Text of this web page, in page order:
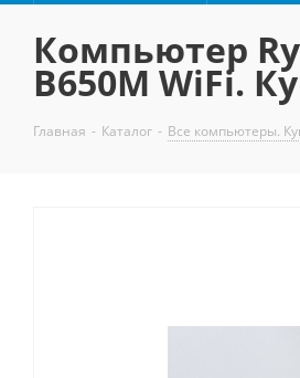
Компьютер
B650M WiFi.
Главная - Каталог - Все компьютеры.